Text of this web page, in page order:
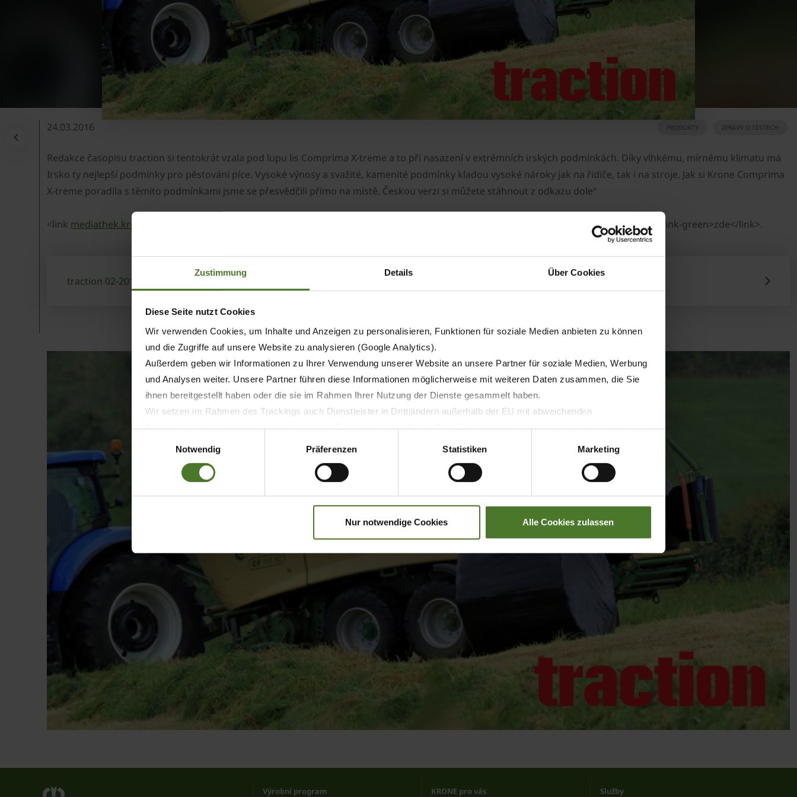
Zustimmung Details Über Cookies
Diese Seite nutzt Cookies
Wir verwenden Cookies, um Inhalte und Anzeigen zu personalisieren, Funktionen für soziale Medien anbieten zu können
und die Zugriffe auf unsere Website zu analysieren (Google Analytics).
Außerdem geben wir Informationen zu Ihrer Verwendung unserer Website an unsere Partner für soziale Medien, Werbung
und Analysen weiter. Unsere Partner führen diese Informationen möglicherweise mit weiteren Daten zusammen, die Sie
ihnen bereitgestellt haben oder die sie im Rahmen Ihrer Nutzung der Dienste gesammelt haben.
Wir setzen im Rahmen des Trackings auch Dienstleister in Drittländern außerhalb der EU mit abweichenden
Datenschutzbestimmungen ein, wodurch das Risiko von behördlichen Zugriffen bzw. von Kontrollverlust bzgl. übermittelter
Daten bestehen kann.
Impressum
Notwendig
Präferenzen Statistiken Marketing
Nur notwendige Cookies Alle Cookies zulassen
24.03.2016 ZPRÁVY O TESTECH
PRODUKTY
Redakce časopisu traction si tentokrát vzala pod lupu lis Comprima X-treme a to při nasazení v extrémních irských podmínkách. Díky vlhkému, mírnému klimatu má
Irsko ty nejlepší podmínky pro pěstování píce. Vysoké výnosy a svažité, kamenité podmínky kladou vysoké nároky jak na řidiče, tak i na stroje. Jak si Krone Comprima
X-treme poradila s těmito podmínkami jsme se přesvědčili přímo na místě. Českou verzi si můžete stáhnout z odkazu dole"
<link mediathek.krone.de/getmedia.php _top external-link-grey>Úplnou</link> původní zprávu naleznete <link file:18105 _blank external-link-green>zde</link>.
traction 02-2016 CZ : Silná tradice
Výrobní program KRONE pro vás Služby